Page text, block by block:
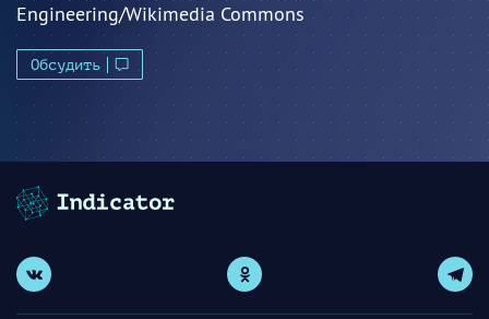
Engineering/Wikimedia Commons
Обсудить